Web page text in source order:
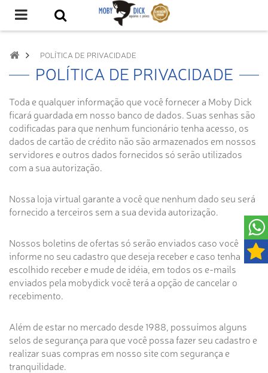
POLÍTICA DE PRIVACIDADE
POLÍTICA DE PRIVACIDADE
Toda e qualquer informação que você fornecer a Moby Dick
ficará guardada em nosso banco de dados. Suas senhas são
codificadas para que nenhum funcionário tenha acesso, os
dados de cartão de crédito não são armazenados em nossos
servidores e outros dados fornecidos só serão utilizados
com a sua autorização.
Nossa loja virtual garante a você que nenhum dado seu será
fornecido a terceiros sem a sua devida autorização.
Nossos boletins de ofertas só serão enviados caso você
informe no seu cadastro que deseja receber e caso tenha
escolhido receber e mude de idéia, em todos os e-mails
enviados pela mobydick você terá a opção de cancelar o
recebimento.
Além de estar no mercado desde 1988, possuímos alguns
selos de segurança para que você possa fazer seu cadastro e
realizar suas compras em nosso site com segurança e
tranquilidade.